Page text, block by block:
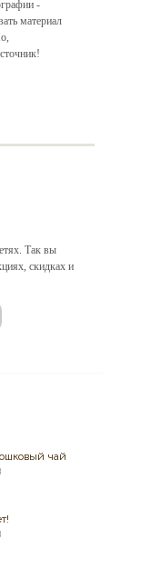
-
материал
Так вы
скидках и
чай